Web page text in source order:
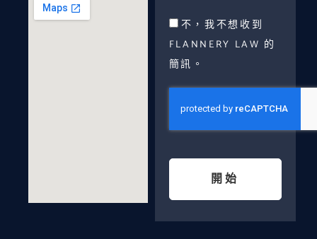
不，我不想收到
FLANNERY LAW 的
簡訊。
開始